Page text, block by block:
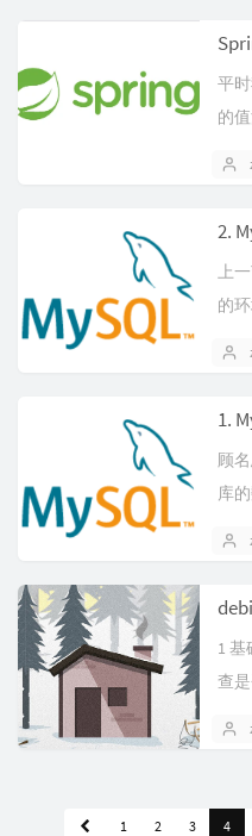
平
的
上
的
1.
顾
库
1 基
查
1 2 3 4